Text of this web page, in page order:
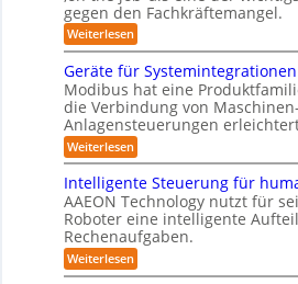
ü
r
R
o
b
o
t
i
k
u
n
d
L
m
e
b
i
s
I
S
O
-
K
l
a
s
i
l
i
t
ä
r
i
s
c
h
e
r
B
o
d
e
n
r
S
c
h
e
i
ß
c
o
b
o
t
t
a
t
i
o
n
v
o
n
E
n
c
y
3
.
0
gegen den Fachkräftemangel.
Weiterlesen:
M
n
s
c
h
e
n
u
c
h
i
n
Z
e
Geräte für Systemintegrationen
Modibus hat eine
die Verbindung von
Anlagensteuerungen
Weiterlesen:
G
e
r
ä
t
e
f
ü
Intelligente Steuerung für
AAEON Technology nutzt für
Roboter eine intelligente
Rechenaufgaben.
Weiterlesen:
I